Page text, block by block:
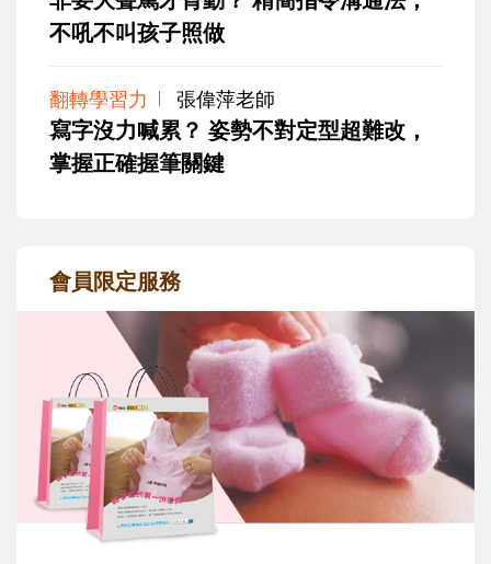
不吼不叫孩子照做
翻轉學習力 張偉萍老師
寫字沒力喊累？ 姿勢不對定型超難改，
掌握正確握筆關鍵
會員限定服務